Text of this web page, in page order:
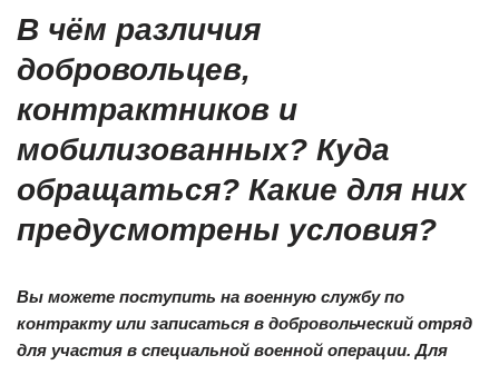
В чём различия
добровольцев,
контрактников и
мобилизованных? Куда
обращаться? Какие для них
предусмотрены условия?
Вы можете поступить на военную службу по
контракту или записаться в добровольческий отряд
для участия в специальной военной операции. Для